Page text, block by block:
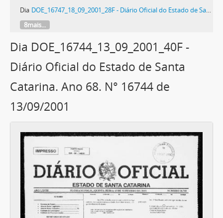
Dia DOE_16747_18_09_2001_28F - Diário Oficial do Estado de Santa Catarina. Ano 68. N° 16747 de 18/09/2001
8mais...
Dia DOE_16744_13_09_2001_40F -
Diário Oficial do Estado de Santa
Catarina. Ano 68. N° 16744 de
13/09/2001